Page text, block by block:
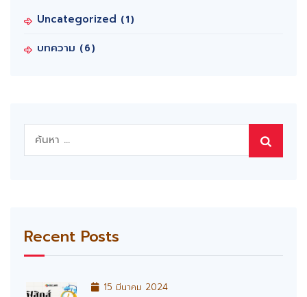
Uncategorized (1)
บทความ (6)
ค้นหา
สำหรับ:
Recent Posts
15 มีนาคม 2024